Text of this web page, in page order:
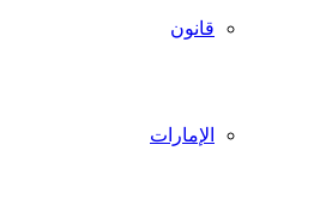
قانون
الإمارات